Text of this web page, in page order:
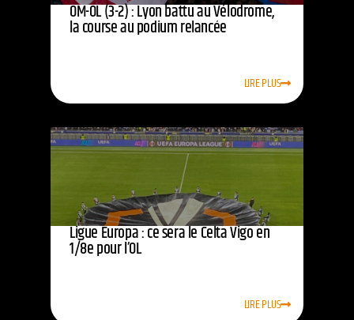
OM-OL (3-2) : Lyon battu au Vélodrome,
la course au podium relancée
LIRE PLUS
Ligue Europa : ce sera le Celta Vigo en
1/8e pour l’OL
LIRE PLUS